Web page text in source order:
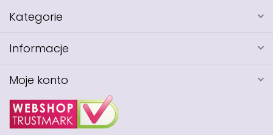
Kategorie
Informacje
Moje konto